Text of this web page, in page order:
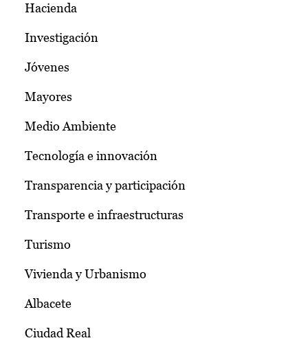
Hacienda
Investigación
Jóvenes
Mayores
Medio Ambiente
Tecnología e innovación
Transparencia y participación
Transporte e infraestructuras
Turismo
Vivienda y Urbanismo
Albacete
Ciudad Real